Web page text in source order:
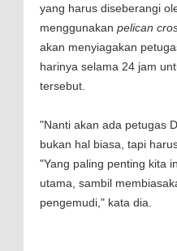
yang harus diseberangi
menggunakan pelican
akan menyiagakan
harinya selama 24 jam
tersebut.
"Nanti akan ada petugas
bukan hal biasa, tapi
"Yang paling penting kita
utama, sambil
pengemudi," kata dia.